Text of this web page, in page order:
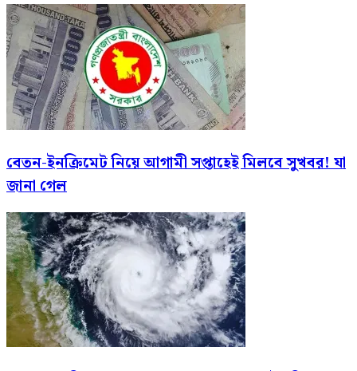
বেতন-ইনক্রিমেট নিয়ে আগামী সপ্তাহেই মিলবে সুখবর! যা
জানা গেল